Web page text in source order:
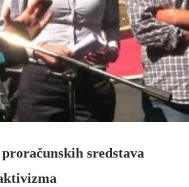
sredstava